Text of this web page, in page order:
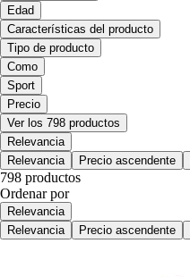
Edad
Características del producto
Tipo de producto
Como
Sport
Precio
Ver los 798 productos
Relevancia
Relevancia
Precio ascendente
798 productos
Ordenar por
Relevancia
Relevancia
Precio ascendente